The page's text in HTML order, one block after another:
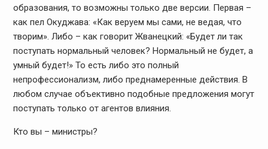
образования, то возможны только две версии. Первая –
как пел Окуджава: «Как веруем мы сами, не ведая, что
творим». Либо – как говорит Жванецкий: «Будет ли так
поступать нормальный человек? Нормальный не будет, а
умный будет!» То есть либо это полный
непрофессионализм, либо преднамеренные действия. В
любом случае объективно подобные предложения могут
поступать только от агентов влияния.
Кто вы – министры?